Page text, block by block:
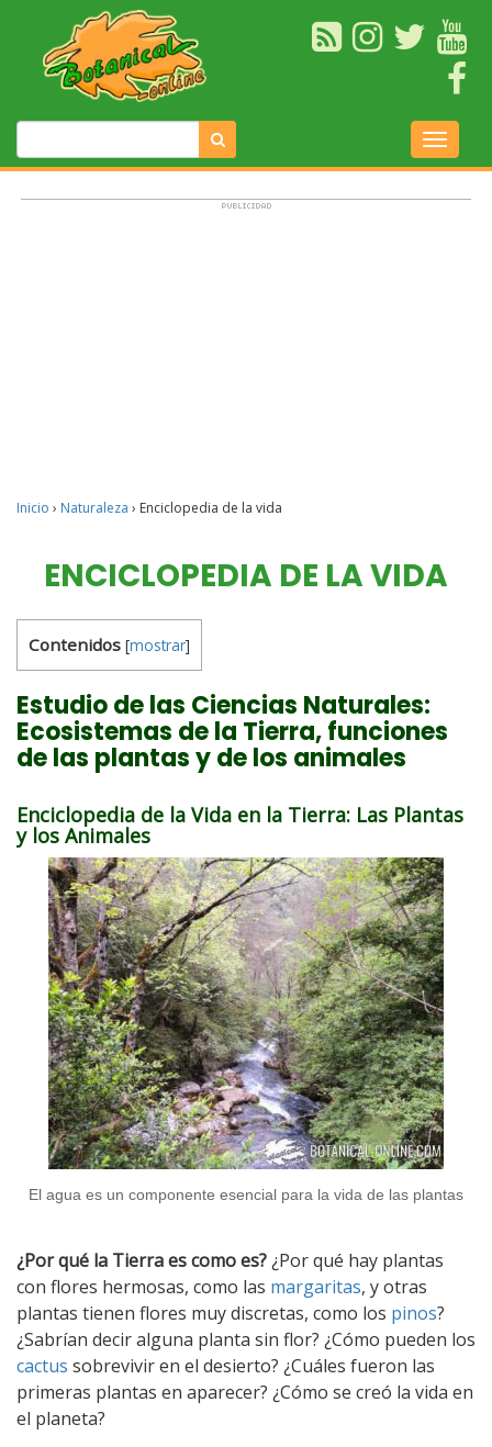
Inicio › Naturaleza › Enciclopedia de la vida
ENCICLOPEDIA DE LA VIDA
Contenidos [mostrar]
Estudio de las Ciencias Naturales:
Ecosistemas de la Tierra, funciones
de las plantas y de los animales
Enciclopedia de la Vida en la Tierra: Las Plantas
y los Animales
El agua es un componente esencial para la vida de las plantas
¿Por qué la Tierra es como es?¿Por qué hay plantas
con flores hermosas, como las margaritas, y otras
plantas tienen flores muy discretas, como los pinos?
¿Sabrían decir alguna planta sin flor? ¿Cómo pueden los
cactus sobrevivir en el desierto? ¿Cuáles fueron las
primeras plantas en aparecer? ¿Cómo se creó la vida en
el planeta?